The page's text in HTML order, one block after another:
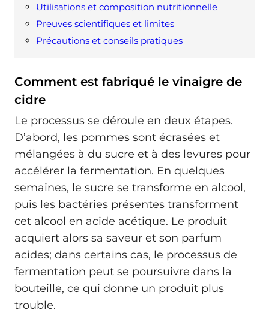
Utilisations et composition nutritionnelle
Preuves scientifiques et limites
Précautions et conseils pratiques
Comment est fabriqué le vinaigre de
cidre
Le processus se déroule en deux étapes.
D’abord, les pommes sont écrasées et
mélangées à du sucre et à des levures pour
accélérer la fermentation. En quelques
semaines, le sucre se transforme en alcool,
puis les bactéries présentes transforment
cet alcool en acide acétique. Le produit
acquiert alors sa saveur et son parfum
acides; dans certains cas, le processus de
fermentation peut se poursuivre dans la
bouteille, ce qui donne un produit plus
trouble.